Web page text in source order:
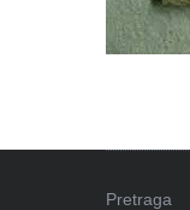
Pretraga